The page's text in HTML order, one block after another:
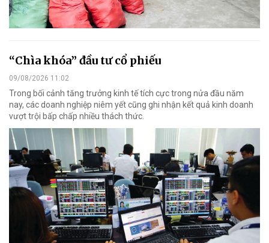
“Chìa khóa” đầu tư cổ phiếu
09/08/2026 11:02
Trong bối cảnh tăng trưởng kinh tế tích cực trong nửa đầu năm
nay, các doanh nghiệp niêm yết cũng ghi nhận kết quả kinh doanh
vượt trội bấp chấp nhiều thách thức.